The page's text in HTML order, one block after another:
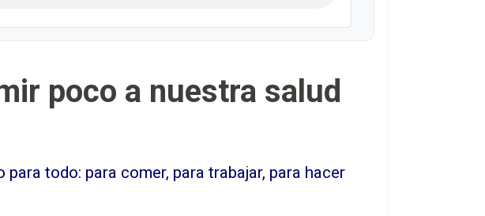
poco a nuestra salud
todo: para comer, para trabajar, para hacer